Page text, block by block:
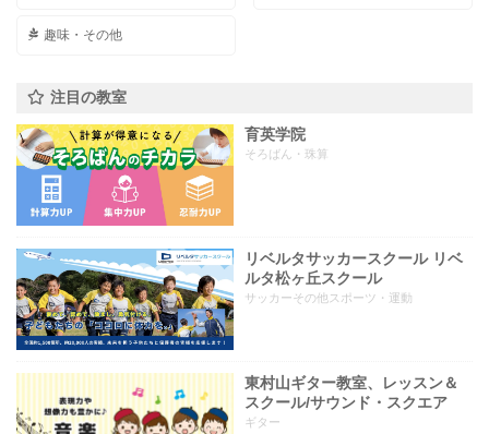
趣味・その他
注目の教室
育英学院
そろばん・珠算
リベルタサッカースクール リベ
ルタ松ヶ丘スクール
サッカーその他スポーツ・運動
東村山ギター教室、レッスン＆
スクール/サウンド・スクエア
ギター